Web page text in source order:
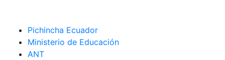
Pichincha Ecuador
Ministerio de Educación
ANT